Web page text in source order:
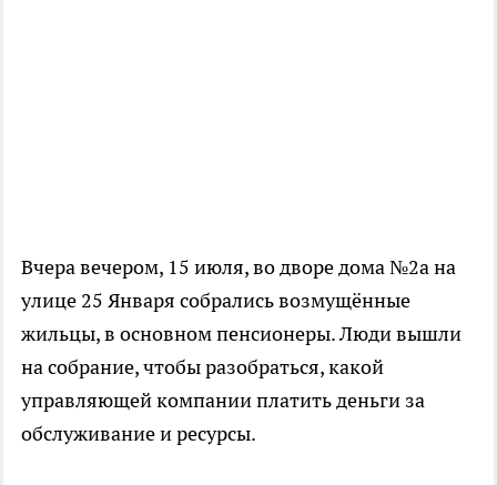
Вчера вечером, 15 июля, во дворе дома №2а на
улице 25 Января собрались возмущённые
жильцы, в основном пенсионеры. Люди вышли
на собрание, чтобы разобраться, какой
управляющей компании платить деньги за
обслуживание и ресурсы.